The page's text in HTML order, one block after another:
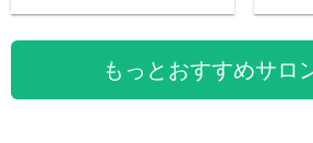
もっとおすすめサロ